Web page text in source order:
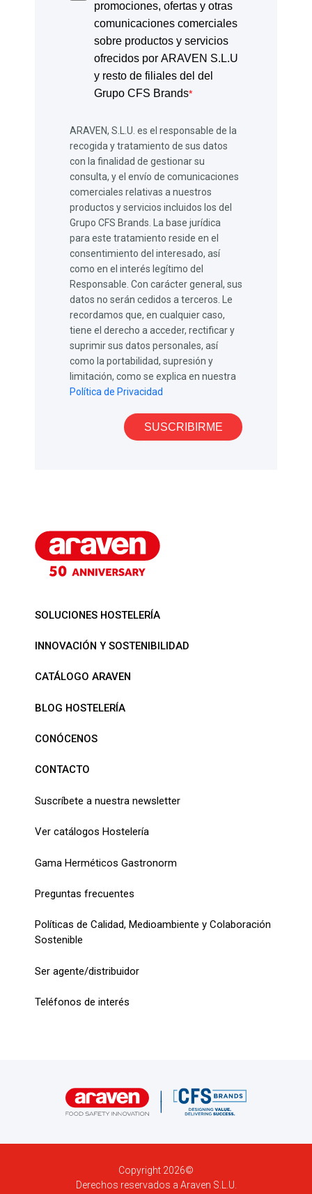
promociones, ofertas y otras
comunicaciones comerciales
sobre productos y servicios
ofrecidos por ARAVEN S.L.U
y resto de filiales del del
Grupo CFS Brands*
ARAVEN, S.L.U. es el responsable de la
recogida y tratamiento de sus datos
con la finalidad de gestionar su
consulta, y el envío de comunicaciones
comerciales relativas a nuestros
productos y servicios incluidos los del
Grupo CFS Brands. La base jurídica
para este tratamiento reside en el
consentimiento del interesado, así
como en el interés legítimo del
Responsable. Con carácter general, sus
datos no serán cedidos a terceros. Le
recordamos que, en cualquier caso,
tiene el derecho a acceder, rectificar y
suprimir sus datos personales, así
como la portabilidad, supresión y
limitación, como se explica en nuestra
Política de Privacidad
SUSCRIBIRME
SOLUCIONES HOSTELERÍA
INNOVACIÓN Y SOSTENIBILIDAD
CATÁLOGO ARAVEN
BLOG HOSTELERÍA
CONÓCENOS
CONTACTO
Suscríbete a nuestra newsletter
Ver catálogos Hostelería
Gama Herméticos Gastronorm
Preguntas frecuentes
Políticas de Calidad, Medioambiente y Colaboración
Sostenible
Ser agente/distribuidor
Teléfonos de interés
Copyright 2026©
Derechos reservados a Araven S.L.U.